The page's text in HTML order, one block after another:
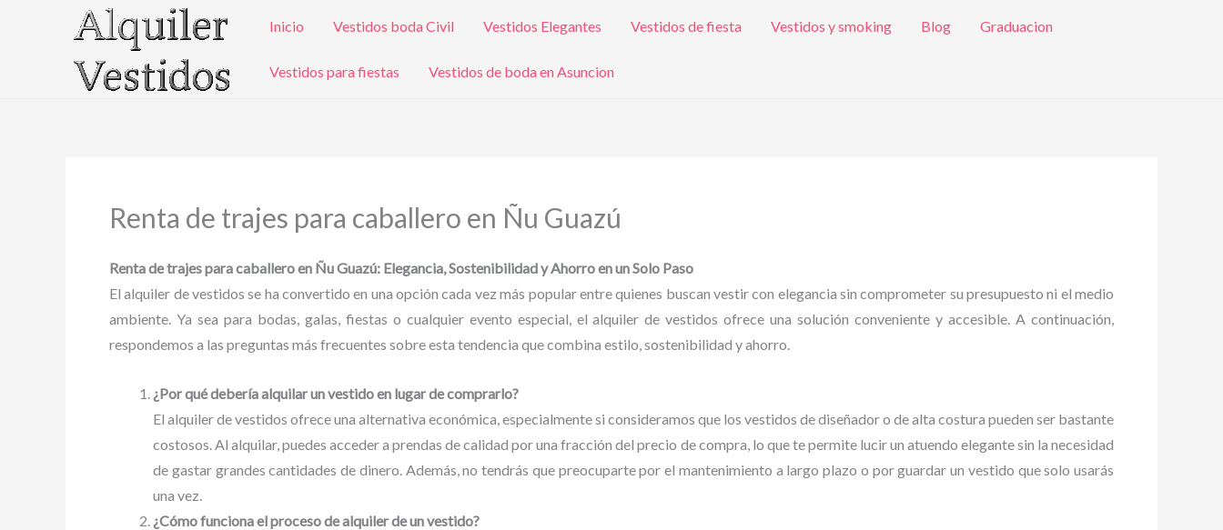
Inicio Vestidos boda Civil Vestidos Elegantes Vestidos de fiesta Vestidos y smoking Blog Graduacion
Vestidos para fiestas Vestidos de boda en Asuncion
Renta de trajes para caballero en Ñu Guazú
Renta de trajes para caballero en Ñu Guazú: Elegancia, Sostenibilidad y Ahorro en un Solo Paso
El alquiler de vestidos se ha convertido en una opción cada vez más popular entre quienes buscan vestir con elegancia sin comprometer su presupuesto ni el medio
ambiente. Ya sea para bodas, galas, fiestas o cualquier evento especial, el alquiler de vestidos ofrece una solución conveniente y accesible. A continuación,
respondemos a las preguntas más frecuentes sobre esta tendencia que combina estilo, sostenibilidad y ahorro.
¿Por qué debería alquilar un vestido en lugar de comprarlo?
El alquiler de vestidos ofrece una alternativa económica, especialmente si consideramos que los vestidos de diseñador o de alta costura pueden ser bastante
costosos. Al alquilar, puedes acceder a prendas de calidad por una fracción del precio de compra, lo que te permite lucir un atuendo elegante sin la necesidad
de gastar grandes cantidades de dinero. Además, no tendrás que preocuparte por el mantenimiento a largo plazo o por guardar un vestido que solo usarás
una vez.
¿Cómo funciona el proceso de alquiler de un vestido?